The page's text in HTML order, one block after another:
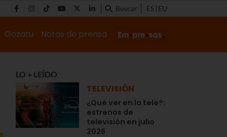
Buscar ES EU
Gozatu Notas de prensa
LO + LEÍDO
TELEVISIÓN
¿Qué ver en la tele?:
estrenos de
televisión en julio
2026